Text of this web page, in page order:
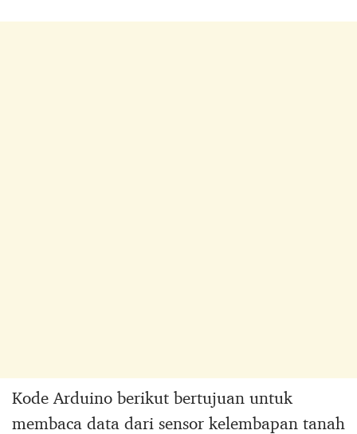
Kode Arduino berikut bertujuan untuk
membaca data dari sensor kelembapan tanah